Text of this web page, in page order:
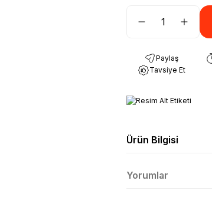
Paylaş
Tavsiye Et
Ürün Bilgisi
Yorumlar